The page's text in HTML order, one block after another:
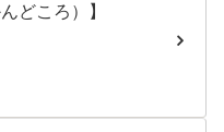
どころ）】